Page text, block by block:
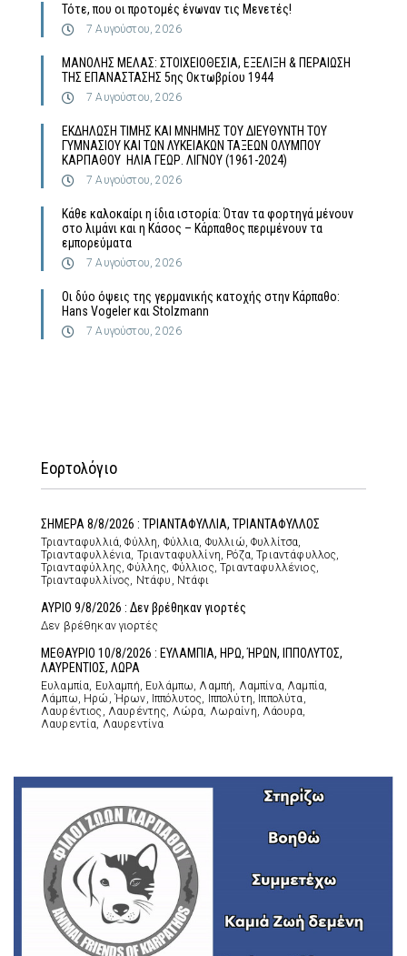
Τότε, που οι προτομές ένωναν τις Μενετές!
7 Αυγούστου, 2026
MΑΝΟΛΗΣ ΜΕΛΑΣ: ΣΤΟΙΧΕΙΟΘΕΣΙΑ, ΕΞΕΛΙΞΗ & ΠΕΡΑΙΩΣΗ
ΤΗΣ ΕΠΑΝΑΣΤΑΣΗΣ 5ης Οκτωβρίου 1944
7 Αυγούστου, 2026
ΕΚΔΗΛΩΣΗ ΤΙΜΗΣ ΚΑΙ ΜΝΗΜΗΣ ΤΟΥ ΔΙΕΥΘΥΝΤΗ ΤΟΥ
ΓΥΜΝΑΣΙΟΥ ΚΑΙ ΤΩΝ ΛΥΚΕΙΑΚΩΝ ΤΑΞΕΩΝ ΟΛΥΜΠΟΥ
ΚΑΡΠΑΘΟΥ ΗΛΙΑ ΓΕΩΡ. ΛΙΓΝΟΥ (1961-2024)
7 Αυγούστου, 2026
Κάθε καλοκαίρι η ίδια ιστορία: Όταν τα φορτηγά μένουν
στο λιμάνι και η Κάσος – Κάρπαθος περιμένουν τα
εμπορεύματα
7 Αυγούστου, 2026
Οι δύο όψεις της γερμανικής κατοχής στην Κάρπαθο:
Hans Vogeler και Stolzmann
7 Αυγούστου, 2026
Εορτολόγιο
ΣΗΜΕΡΑ 8/8/2026 : ΤΡΙΑΝΤΑΦΥΛΛΙΑ, ΤΡΙΑΝΤΑΦΥΛΛΟΣ
Τριανταφυλλιά, Φύλλη, Φύλλια, Φυλλιώ, Φυλλίτσα,
Τριανταφυλλένια, Τριανταφυλλίνη, Ρόζα, Τριαντάφυλλος,
Τριανταφύλλης, Φύλλης, Φύλλιος, Τριανταφυλλένιος,
Τριανταφυλλίνος, Ντάφυ, Ντάφι
ΑΥΡΙΟ 9/8/2026 : Δεν βρέθηκαν γιορτές
Δεν βρέθηκαν γιορτές
ΜΕΘΑΥΡΙΟ 10/8/2026 : ΕΥΛΑΜΠΙΑ, ΗΡΩ, ΉΡΩΝ, ΙΠΠΟΛΥΤΟΣ,
ΛΑΥΡΕΝΤΙΟΣ, ΛΩΡΑ
Ευλαμπία, Ευλαμπή, Ευλάμπω, Λαμπή, Λαμπίνα, Λαμπία,
Λάμπω, Ηρώ, Ήρων, Ιππόλυτος, Ιππολύτη, Ιππολύτα,
Λαυρέντιος, Λαυρέντης, Λώρα, Λωραίνη, Λάουρα,
Λαυρεντία, Λαυρεντίνα